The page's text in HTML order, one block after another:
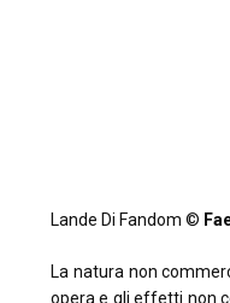
Lande Di Fandom ©
La natura non
opera e gli effetti non